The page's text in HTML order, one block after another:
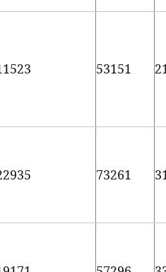
53151
73261